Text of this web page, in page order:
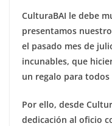
CulturaBAI le debe
presentamos
el pasado mes de
incunables, que
un regalo para
Por ello, desde
dedicación al oficio